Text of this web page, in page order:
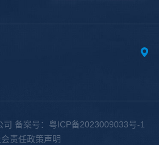
司 备案号：粤ICP备2023009033号-1
责任政策声明